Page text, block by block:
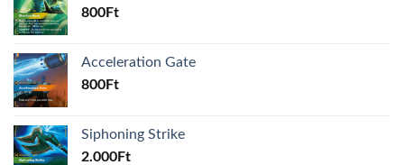
800Ft
Acceleration Gate
800Ft
Siphoning Strike
2.000Ft